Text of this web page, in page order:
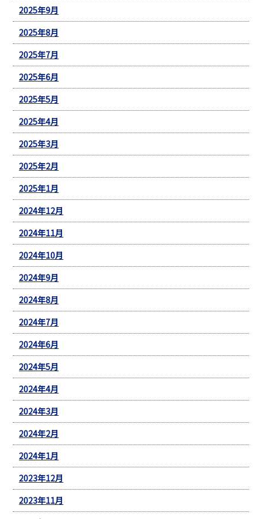
2025年9月
2025年8月
2025年7月
2025年6月
2025年5月
2025年4月
2025年3月
2025年2月
2025年1月
2024年12月
2024年11月
2024年10月
2024年9月
2024年8月
2024年7月
2024年6月
2024年5月
2024年4月
2024年3月
2024年2月
2024年1月
2023年12月
2023年11月